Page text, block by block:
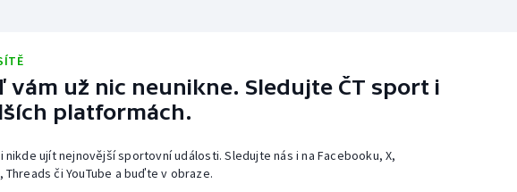
vám už nic neunikne. Sledujte ČT sport i
platformách.
nikde ujít nejnovější sportovní události. Sledujte nás i na Facebooku, X,
Threads či YouTube a buďte v obraze.